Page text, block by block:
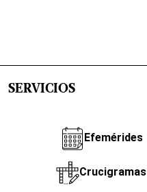
SERVICIOS
Efemérides
Crucigramas